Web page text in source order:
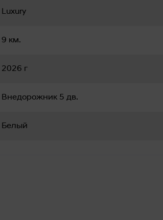
Luxury
9 км.
2026 г
Внедорожник 5 дв.
Белый